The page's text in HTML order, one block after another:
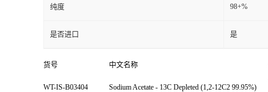
纯度 98+%
是否进口 是
货号 中文名称
WT-IS-B03404 Sodium Acetate - 13C Depleted (1,2-12C2 99.95%)